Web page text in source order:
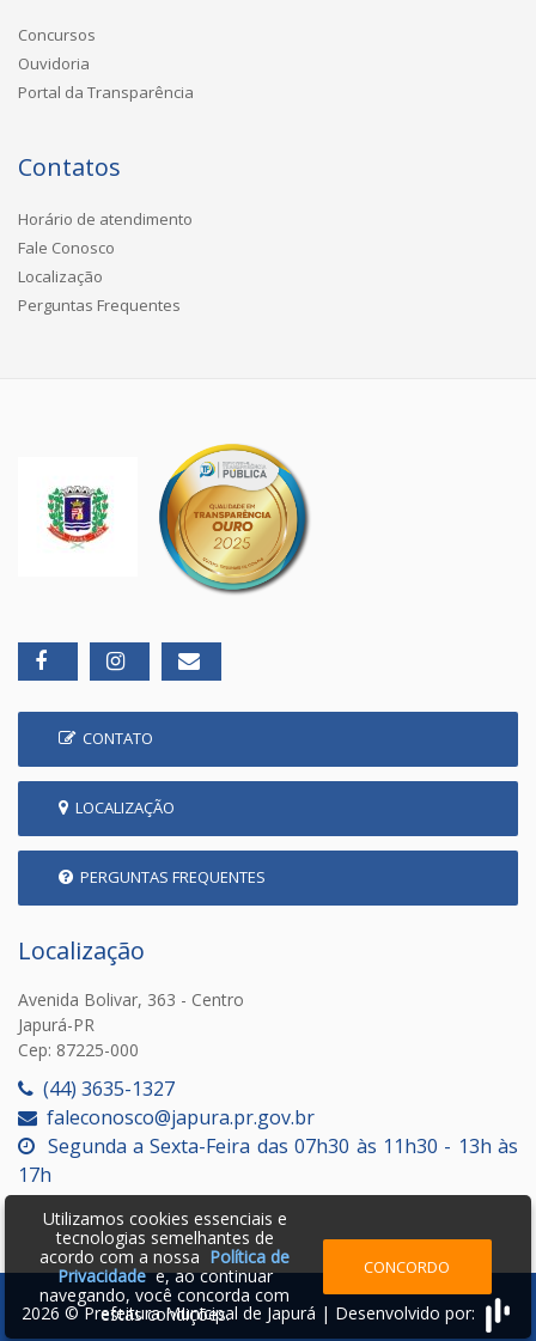
Concursos
Ouvidoria
Portal da Transparência
Contatos
Horário de atendimento
Fale Conosco
Localização
Perguntas Frequentes
CONTATO
LOCALIZAÇÃO
PERGUNTAS FREQUENTES
Localização
Avenida Bolivar, 363 - Centro
Japurá-PR
Cep: 87225-000
(44) 3635-1327
faleconosco@japura.pr.gov.br
Segunda a Sexta-Feira das 07h30 às 11h30 - 13h às
17h
Utilizamos cookies essenciais e
tecnologias semelhantes de
acordo com a nossa Política de
Privacidadee, ao continuar
navegando, você concorda com
estas condições.
CONCORDO
2026 © Prefeitura Municipal de Japurá | Desenvolvido por: